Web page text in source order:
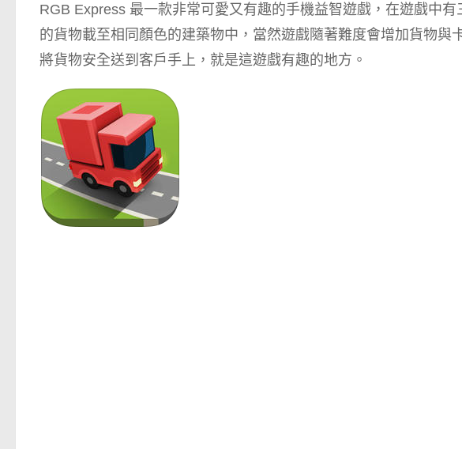
RGB Express 最一款非常可愛又有趣的手機益智遊戲，在遊戲中
的貨物載至相同顏色的建築物中，當然遊戲隨著難度會增加貨物與
將貨物安全送到客戶手上，就是這遊戲有趣的地方。